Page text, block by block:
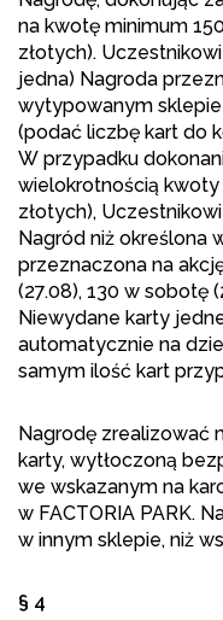
na kwotę minimum
złotych).
jedna) Nagroda
wytypowanym sklepie
(podać liczbę kart do
W przypadku
wielokrotnością kwoty
złotych),
Nagród niż określona
przeznaczona na
(27.08), 130 w sobotę
Niewydane karty
automatycznie na
samym ilość kart
Nagrodę zrealizować
karty, wytłoczoną
we wskazanym na
w FACTORIA PARK.
w innym sklepie, niż
§ 4